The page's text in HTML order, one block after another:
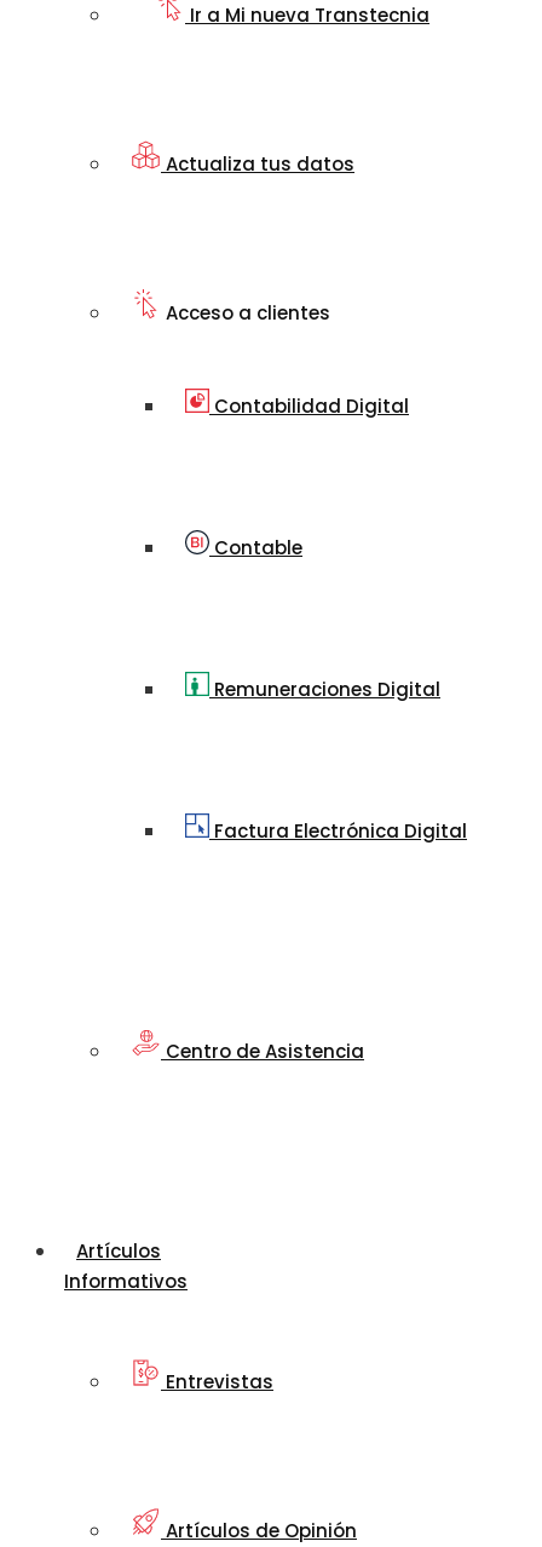
Ir a Mi nueva Transtecnia
Actualiza tus datos
Acceso a clientes
Contabilidad Digital
Contable
Remuneraciones Digital
Factura Electrónica Digital
Centro de Asistencia
Artículos
Informativos
Entrevistas
Artículos de Opinión